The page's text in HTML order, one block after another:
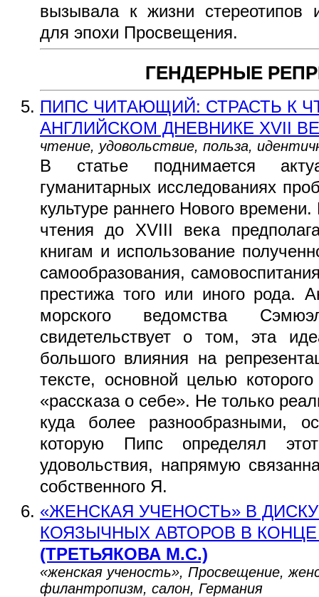
вызывала к жизни стереотипов
для эпохи Просвещения.
ГЕНДЕРНЫЕ
ПИПС ЧИТАЮЩИЙ: СТРАСТЬ К
АНГЛИЙСКОМ ДНЕВНИКЕ XVII
чтение, удовольствие, польза,
В статье поднимается
гуманитарных исследованиях
культуре раннего Нового
чтения до XVIII века
книгам и использование
самообразования,
престижа того или иного рода.
морского ведомства
свидетельствует о том, эта
большого влияния на
тексте, основной целью
«рассказа о себе». Не только
куда более разнообразными,
которую Пипс определял
удовольствия, напрямую
собственного Я.
«ЖЕНСКАЯ УЧЕНОСТЬ» В
КОЯЗЫЧНЫХ АВТОРОВ В КОНЦЕ
(ТРЕТЬЯКОВА М.С.)
«женская ученость», Просвещение,
филантропизм, салон, Германия